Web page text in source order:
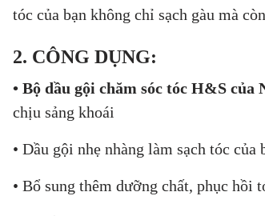
tóc của bạn không chỉ sạch gàu mà
2. CÔNG DỤNG:
• Bộ dầu gội chăm sóc tóc H&S của
chịu sảng khoái
• Dầu gội nhẹ nhàng làm sạch tóc
• Bổ sung thêm dưỡng chất, phục hồi